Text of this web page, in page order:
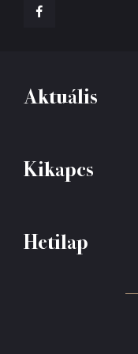
Aktuális
Kikapcs
Hetilap